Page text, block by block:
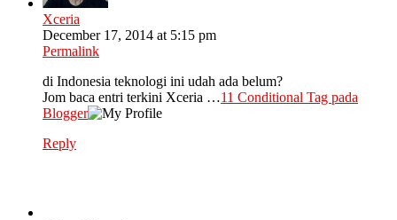
Xceria
December 17, 2014 at 5:15 pm
Permalink
di Indonesia teknologi ini udah ada belum?
Jom baca entri terkini Xceria …11 Conditional Tag pada
Blogger
Reply